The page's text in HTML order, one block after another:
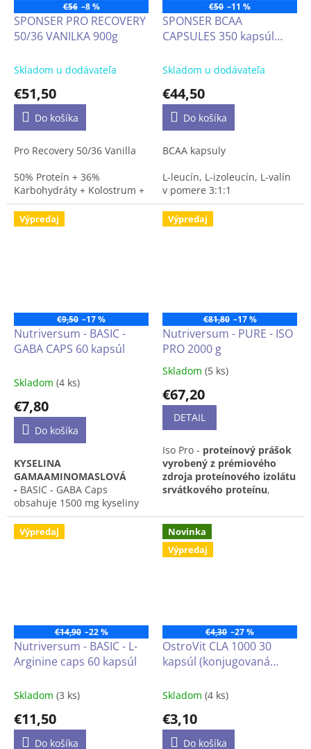
€56 –8 %
SPONSER PRO RECOVERY
50/36 VANILKA 900g
Skladom u dodávateľa
€51,50
Do košíka
Pro Recovery 50/36 Vanilla
50% Proteín + 36%
Karbohydráty + Kolostrum +
Aminokyseliny
Multiproteínový prášok zo
€50 –11 %
SPONSER BCAA
CAPSULES 350 kapsúl
obsahom aminokyselín L-
3:1:1
Skladom u dodávateľa
€44,50
Do košíka
BCAA kapsuly
L-leucín, L-izoleucín, L-valín
v pomere 3:1:1
350ks v dóze
Výpredaj
€9,50 –17 %
Nutriversum - BASIC -
GABA CAPS 60 kapsúl
Skladom (4 ks)
€7,80
Do košíka
KYSELINA
GAMAAMINOMASLOVÁ
- BASIC - GABA Caps
obsahuje 1500 mg kyseliny
gama-amino maslovej v
jednej dennej dávke (2
kapsule)!
Výpredaj
€81,80 –17 %
Nutriversum - PURE - ISO
PRO 2000 g
Priemerné
produktu
5,0
5
hviezdičiek.
Skladom (5 ks)
€67,20
DETAIL
​​Iso Pro - proteínový prášok
vyrobený z prémiového
zdroja proteínového izolátu
srvátkového proteínu,
podporu trávenia, zložený z
2 tráviacich enzýmov -
bromelaínu a
papaínu,obohatený o
Výpredaj
€14,90 –22 %
Nutriversum - BASIC - L-
Arginine caps 60 kapsúl
Skladom (3 ks)
€11,50
Do košíka
Novinka
Výpredaj
€4,30 –27 %
OstroVit CLA 1000 30
kapsúl (konjugovaná
Skladom (4 ks)
€3,10
Do košíka